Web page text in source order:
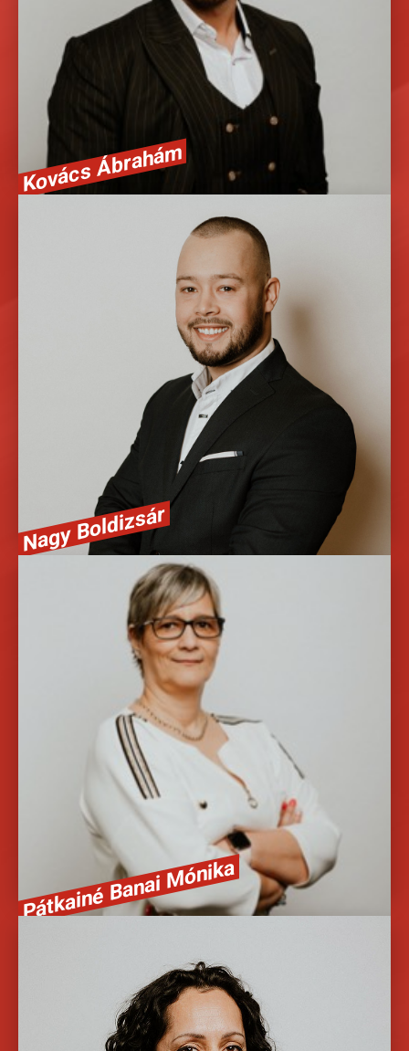
Kovács Ábrahám
36305175320
Nagy Boldizsár
Tanácsadó, értékesítő
A 2020-as év egyik felfedezettjeként vállalati és
vagyonbiztosítási szakértőként állok a rendelkezésére.
36705041711
Pátkainé Banai Mónika
A hálózat egyik legnagyobb fiókjának vezetőjeként, és a Teréz
körúti ügyfélpont irányítójaként szakmai tapasztalatom
egészen 1999-ig nyúlik vissza.
36205565573
Szenvedélyem mások segítése abban, hogy felismerjék és
megvalósítsák céljaikat. Találjuk meg közösen a legjobb